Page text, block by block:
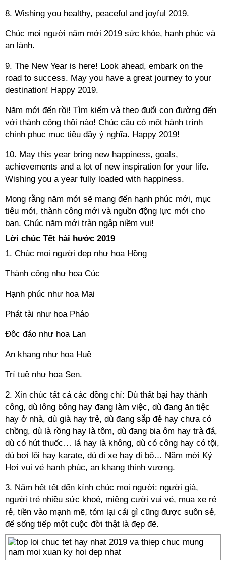
8. Wishing you healthy, peaceful and joyful 2019.
Chúc mọi người năm mới 2019 sức khỏe, hạnh phúc và
an lành.
9. The New Year is here! Look ahead, embark on the
road to success. May you have a great journey to your
destination! Happy 2019.
Năm mới đến rồi! Tìm kiếm và theo đuổi con đường đến
với thành công thôi nào! Chúc cậu có một hành trình
chinh phục mục tiêu đầy ý nghĩa. Happy 2019!
10. May this year bring new happiness, goals,
achievements and a lot of new inspiration for your life.
Wishing you a year fully loaded with happiness.
Mong rằng năm mới sẽ mang đến hạnh phúc mới, mục
tiêu mới, thành công mới và nguồn động lực mới cho
bạn. Chúc năm mới tràn ngập niềm vui!
Lời chúc Tết hài hước 2019
1. Chúc mọi người đẹp như hoa Hồng
Thành công như hoa Cúc
Hạnh phúc như hoa Mai
Phát tài như hoa Pháo
Độc đáo như hoa Lan
An khang như hoa Huệ
Trí tuệ như hoa Sen.
2. Xin chúc tất cả các đồng chí: Dù thất bại hay thành
công, dù lông bông hay đang làm việc, dù đang ăn tiệc
hay ở nhà, dù già hay trẻ, dù đang sắp đẻ hay chưa có
chồng, dù là rồng hay là tôm, dù đang bia ôm hay trà đá,
dù có hút thuốc… lá hay là không, dù có công hay có tội,
dù bơi lội hay karate, dù đi xe hay đi bộ… Năm mới Kỷ
Hợi vui vẻ hạnh phúc, an khang thịnh vượng.
3. Năm hết tết đến kính chúc mọi người: người già,
người trẻ nhiều sức khoẻ, miệng cười vui vẻ, mua xe rẻ
rẻ, tiền vào mạnh mẽ, tóm lại cái gì cũng được suôn sẻ,
để sống tiếp một cuộc đời thật là đẹp đẽ.